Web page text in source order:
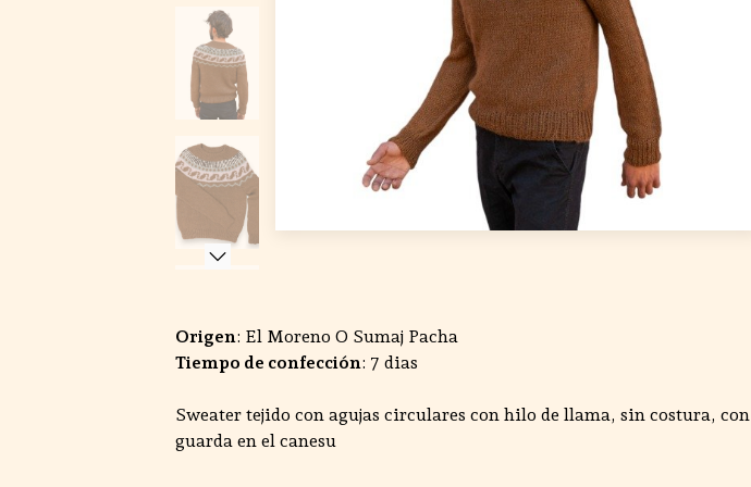
Origen: El Moreno O Sumaj Pacha
Tiempo de confección: 7 dias
Sweater tejido con agujas circulares con hilo de llama, sin costura, con
guarda en el canesu